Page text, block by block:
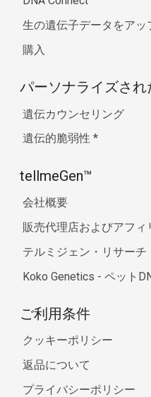
生の遺伝子データをアッ
購入
パーソナライズさ
遺伝カウンセリング
遺伝的脆弱性 *
tellmeGen™
会社概要
販売代理店およびアフィ
テルミジェン・リサーチ
Koko Genetics - ペット
ご利用条件
クッキーポリシー
返品について
プライバシーポリシー